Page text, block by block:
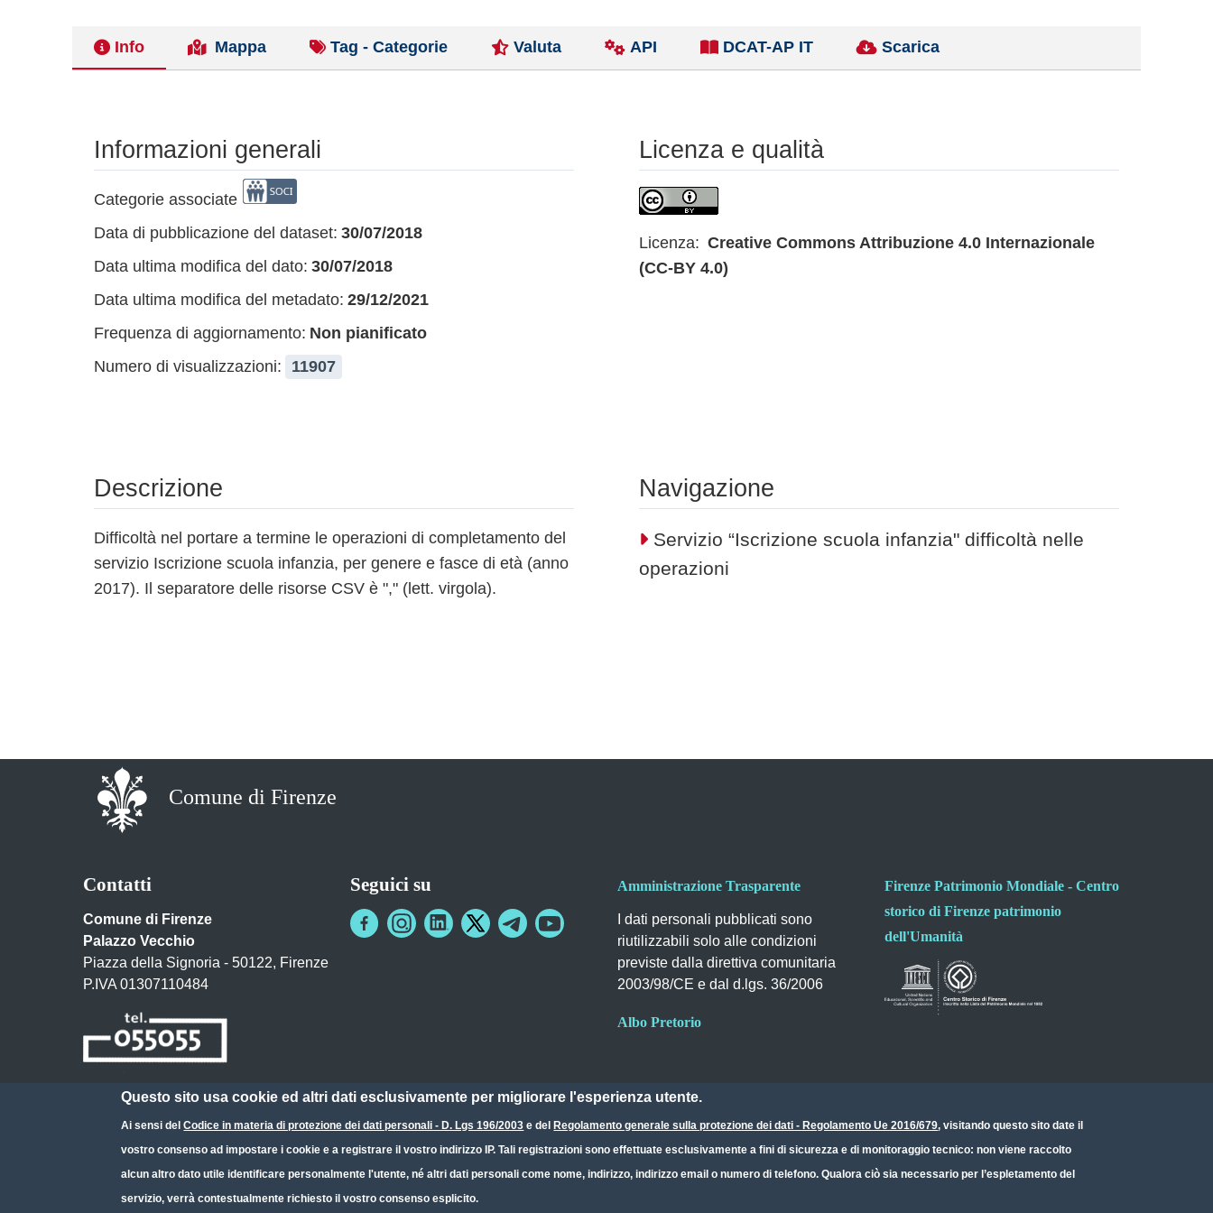
Info Mappa Tag - Categorie Valuta API DCAT-AP IT Scarica
Informazioni generali
Categorie associate
Data di pubblicazione del dataset: 30/07/2018
Data ultima modifica del dato: 30/07/2018
Data ultima modifica del metadato: 29/12/2021
Frequenza di aggiornamento: Non pianificato
Numero di visualizzazioni:
11907
Licenza e qualità
Licenza: Creative Commons Attribuzione 4.0 Internazionale
(CC-BY 4.0)
Descrizione
Difficoltà nel portare a termine le operazioni di completamento del
servizio Iscrizione scuola infanzia, per genere e fasce di età (anno
2017). Il separatore delle risorse CSV è "," (lett. virgola).
Navigazione
Servizio “Iscrizione scuola infanzia" difficoltà nelle
operazioni
Comune di Firenze
Contatti
Comune di Firenze
Palazzo Vecchio
Piazza della Signoria - 50122, Firenze
P.IVA 01307110484
Posta Elettronica Certificata
Seguici su Amministrazione Trasparente
I dati personali pubblicati sono
riutilizzabili solo alle condizioni
previste dalla direttiva comunitaria
2003/98/CE e dal d.lgs. 36/2006
Albo Pretorio
Firenze Patrimonio Mondiale - Centro
storico di Firenze patrimonio
dell'Umanità
Questo sito usa cookie ed altri dati esclusivamente per migliorare l'esperienza utente.
Ai sensi delCodice in materia di protezione dei dati personali - D. Lgs 196/2003 e del Regolamento generale sulla protezione dei dati - Regolamento Ue 2016/679, visitando questo sito date il
vostro consenso ad impostare i cookie e a registrare il vostro indirizzo IP. Tali registrazioni sono effettuate esclusivamente a fini di sicurezza e di monitoraggio tecnico: non viene raccolto
alcun altro dato utile identificare personalmente l'utente, né altri dati personali come nome, indirizzo, indirizzo email o numero di telefono. Qualora ciò sia necessario per l’espletamento del
servizio, verrà contestualmente richiesto il vostro consenso esplicito.